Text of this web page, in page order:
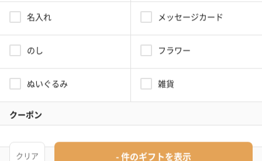
絞り込み検索機能でシーンに適切なギフトを表示
最適なギフトが見つかるwebサイトならではのサービスで探しやすさ満
点！シーンだけでなく、年代や関係性からも絞り込めるので、その人に
(87件)